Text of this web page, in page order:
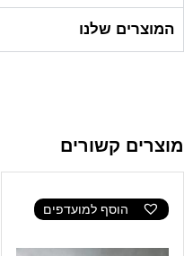
המוצרים שלנו
מוצרים קשורים
הוסף למועדפים